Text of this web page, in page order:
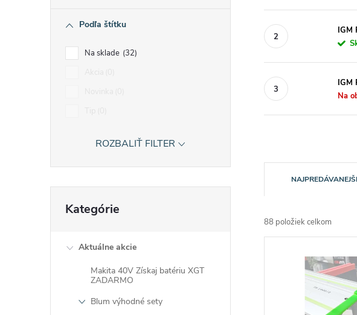
l
Podľa štítku
Na sklade 32
ROZBALIŤ FILTER
kategórie
Kategórie
Aktuálne akcie
Makita 40V Získaj batériu XGT
ZADARMO
Blum výhodné sety
IGM
IGM
Na
a
d
88 položiek celkom